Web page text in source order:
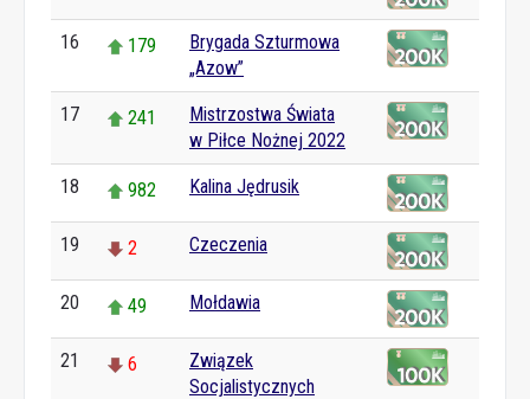
16 179
Brygada Szturmowa
„Azow”
17 241
Mistrzostwa Świata
w Piłce Nożnej 2022
18 982 Kalina Jędrusik
19 2 Czeczenia
20 49 Mołdawia
21 6
Związek
Socjalistycznych